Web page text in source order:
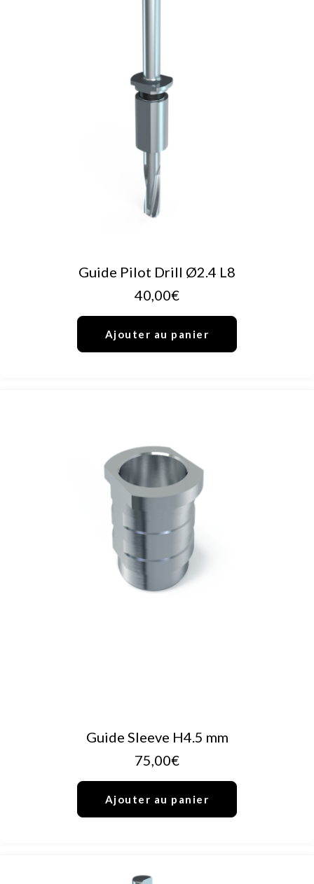
AJOUTER AU PANIER
Guide Pilot Drill Ø2.4 L8
40,00€
Ajouter au panier
AJOUTER AU PANIER
Guide Sleeve H4.5 mm
75,00€
Ajouter au panier